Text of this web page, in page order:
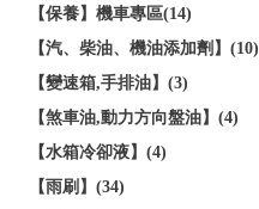
【保養】機車專區(14)
【汽、柴油、機油添加劑】(10)
【變速箱,手排油】(3)
【煞車油,動力方向盤油】(4)
【水箱冷卻液】(4)
【雨刷】(34)